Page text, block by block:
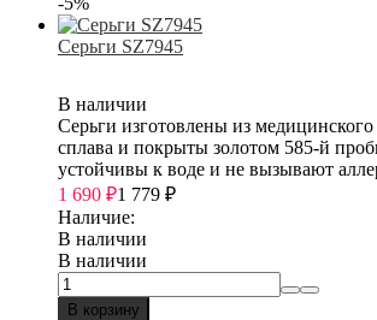
Серьги SZ7945
В наличии
Серьги изготовлены из медицинского
сплава и покрыты золотом 585-й
устойчивы к воде и не вызывают
1 690 ₽1 779 ₽
Наличие:
В наличии
В наличии
В корзину